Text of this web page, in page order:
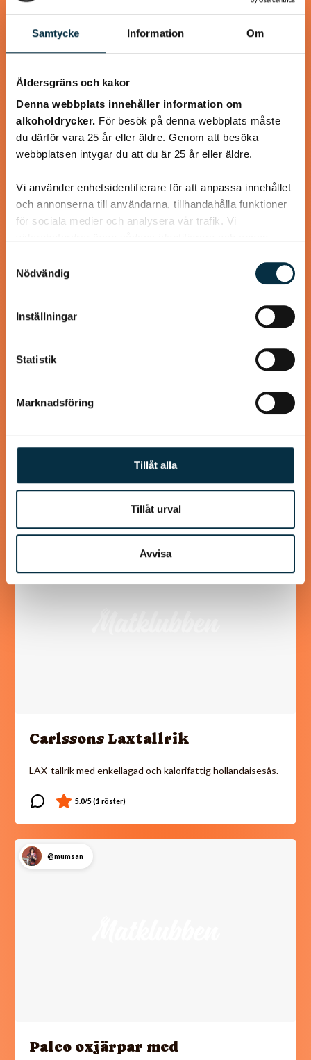
Samtycke Information Om
Åldersgräns och kakor
Denna webbplats innehåller information om
alkoholdrycker. För besök på denna webbplats måste
du därför vara 25 år eller äldre. Genom att besöka
webbplatsen intygar du att du är 25 år eller äldre.
Vi använder enhetsidentifierare för att anpassa innehållet
och annonserna till användarna, tillhandahålla funktioner
för sociala medier och analysera vår trafik. Vi
annons- och analysföretag som vi samarbetar med.
Dessa kan i sin tur kombinera informationen med annan
information som du har tillhandahållit eller som de har
samlat in när du har använt deras tjänster.
Nödvändig
Inställningar
Statistik
Marknadsföring
Tillåt alla
Tillåt urval
Avvisa
Stor skål kall dillsås (skolans
fisksås)
Minns ni den kalla dillsåsen man fick i skolan? Ja precis den
man dränkte tallriken med. Den absolut godaste såsen till
fisk tycker jag.…
@mumsan
Enkel rödvinssås med färsk
Gott och inte så många ingredienser, det behövs inte
Carlssons Laxtallrik
LAX-tallrik med enkellagad och kalorifattig hollandaisesås.
@mumsan
Paleo oxjärpar med